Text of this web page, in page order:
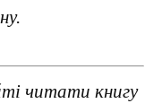
читати книгу